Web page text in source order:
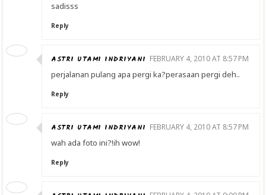
sadisss
Reply
ASTRI UTAMI INDRIYANI FEBRUARY 4, 2010 AT 8:57 PM
perjalanan pulang apa pergi ka?perasaan pergi deh..
Reply
ASTRI UTAMI INDRIYANI FEBRUARY 4, 2010 AT 8:57 PM
wah ada foto ini?!ih wow!
Reply